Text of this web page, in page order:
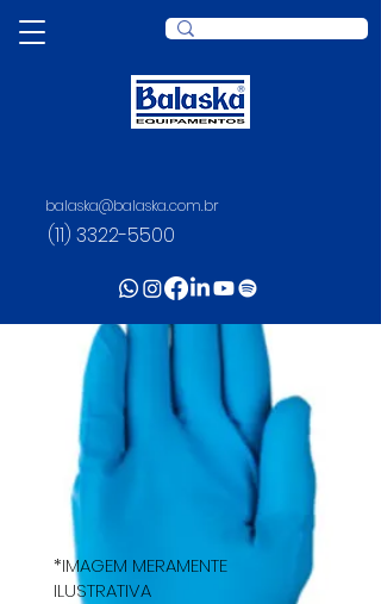
balaska@balaska.com.br
(11) 3322-5500
*IMAGEM MERAMENTE
ILUSTRATIVA